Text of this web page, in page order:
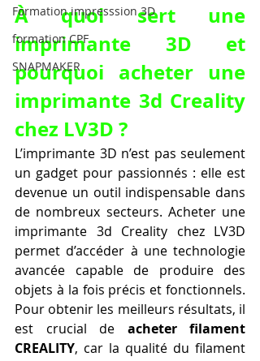
Formation impresssion 3D
formation CPF
SNAPMAKER
À quoi sert une
imprimante 3D et
pourquoi acheter une
imprimante 3d Creality
chez LV3D ?
L’imprimante 3D n’est pas seulement
un gadget pour passionnés : elle est
devenue un outil indispensable dans
de nombreux secteurs. Acheter une
imprimante 3d Creality chez LV3D
permet d’accéder à une technologie
avancée capable de produire des
objets à la fois précis et fonctionnels.
Pour obtenir les meilleurs résultats, il
est crucial de acheter filament
CREALITY, car la qualité du filament